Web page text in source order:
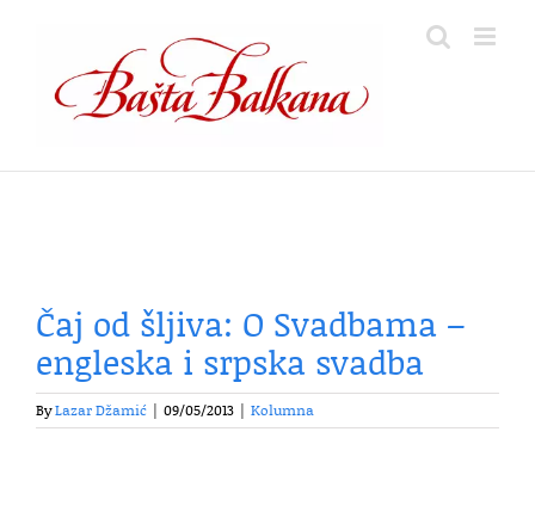
content
Čaj od šljiva: O Svadbama –
engleska i srpska svadba
ByLazar Džamić 09/05/2013 Kolumna